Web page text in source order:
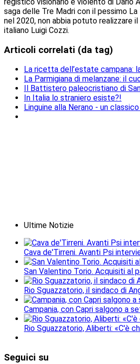
saga delle Tre Madri con il pessimo
nel 2020, non abbia potuto realizzare
italiano Luigi Cozzi.
Articoli correlati (da tag)
La ricetta dell’estate campana:
La Parmigiana di melanzane: il
Il Battistero paleocristiano di
In Italia lo straniero esiste?!
Linguine alla Nerano - un
Ultime Notizie
Cava de'Tirreni. Avanti Psi
San Valentino Torio. Acquisiti al
Rio Sguazzatorio, il sindaco di
Campania, con Capri salgono a
Rio Sguazzatorio, Aliberti: «C'è
Seguici su